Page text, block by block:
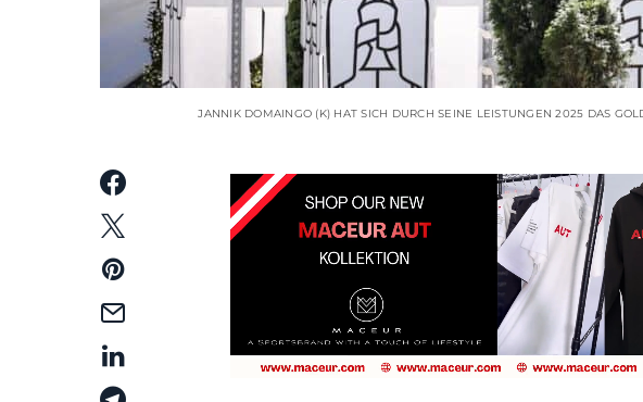
JANNIK DOMAINGO (K) HAT SICH DURCH SEINE LEISTUNGEN 2025 DAS